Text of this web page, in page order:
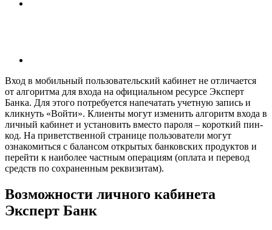
Вход в мобильный пользовательский кабинет не отличается
от алгоритма для входа на официальном ресурсе Эксперт
Банка. Для этого потребуется напечатать учетную запись и
кликнуть «Войти». Клиенты могут изменить алгоритм входа в
личный кабинет и установить вместо пароля – короткий пин-
код. На приветственной странице пользователи могут
ознакомиться с балансом открытых банковских продуктов и
перейти к наиболее частным операциям (оплата и перевод
средств по сохраненным реквизитам).
Возможности личного кабинета
Эксперт Банк